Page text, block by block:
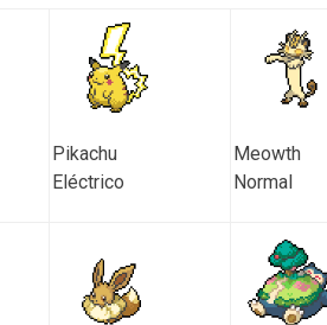
Pikachu
Eléctrico
Meowth
Normal